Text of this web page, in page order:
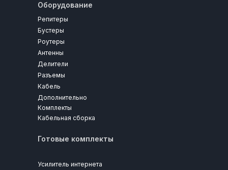
Готовые комплекты
Оборудование
Репитеры
Бустеры
Роутеры
Антенны
Делители
Разъемы
Кабель
Дополнительно
Усилитель интернета
Кабельная сборка
Комплекты